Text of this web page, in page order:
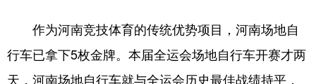
作为河南竞技体育的传统优势项目，河南场地自
行车已拿下5枚金牌。本届全运会场地自行车开赛才两
天，河南场地自行车就与全运会历史最佳战绩持平，